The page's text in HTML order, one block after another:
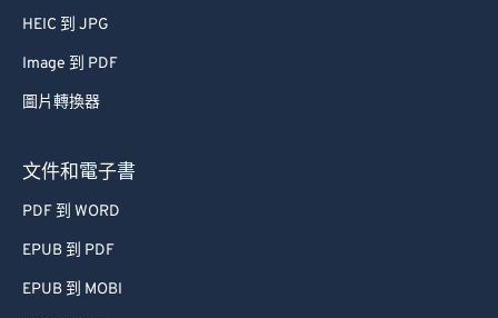
HEIC 到 JPG
Image 到 PDF
圖片轉換器
文件和電子書
PDF 到 WORD
EPUB 到 PDF
EPUB 到 MOBI